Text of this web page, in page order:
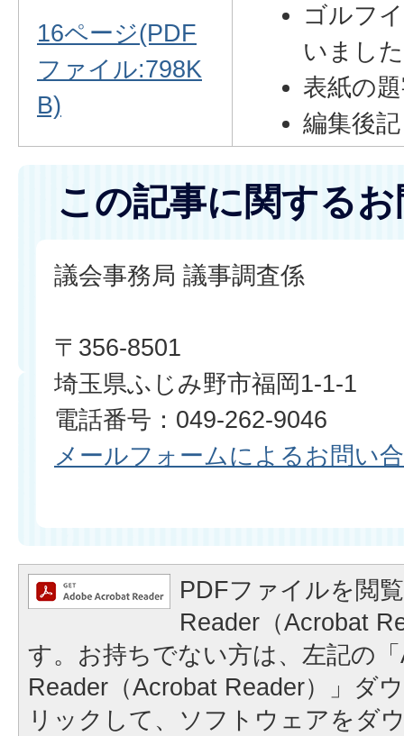
16ページ(PDF
ファイル:798K
B)
ゴルフ
いました
表紙の
編集後記
この記事に関する
議会事務局 議事調査係
〒356-8501
埼玉県ふじみ野市福岡1-1-1
電話番号：049-262-9046
メールフォームによるお問い
PDFファイルを閲
Reader（Acrobat
す。お持ちでない方は、左記の
Reader（Acrobat Reader）」ダ
リックして、ソフトウェアをダ